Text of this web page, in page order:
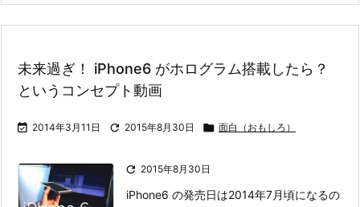
未来過ぎ！ iPhone6 がホログラム搭載したら？
というコンセプト動画
 2014年3月11日  2015年8月30日  面白（おもしろ）
 2015年8月30日
iPhone6 の発売日は2014年7月頃になるの